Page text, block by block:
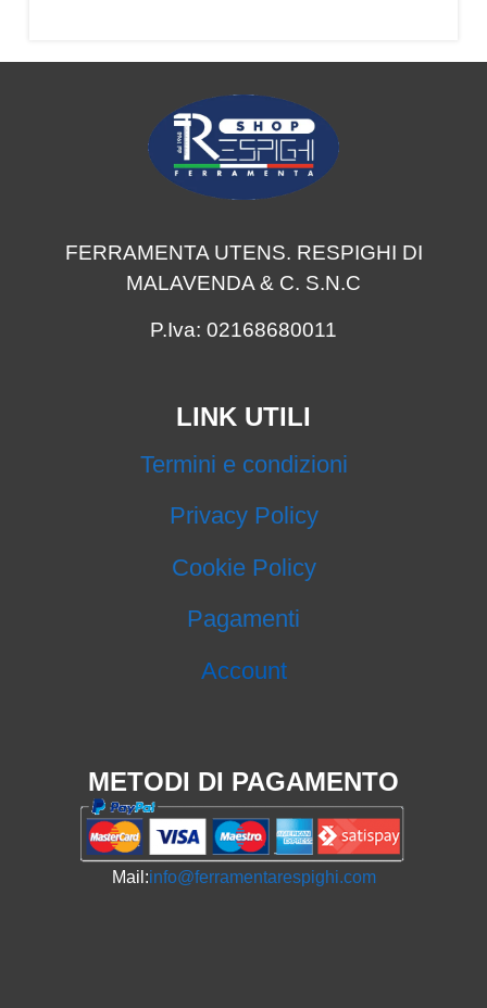
FERRAMENTA UTENS. RESPIGHI DI
MALAVENDA & C. S.N.C
P.Iva: 02168680011
LINK UTILI
Termini e condizioni
Privacy Policy
Cookie Policy
Pagamenti
Account
METODI DI PAGAMENTO
Mail:info@ferramentarespighi.com